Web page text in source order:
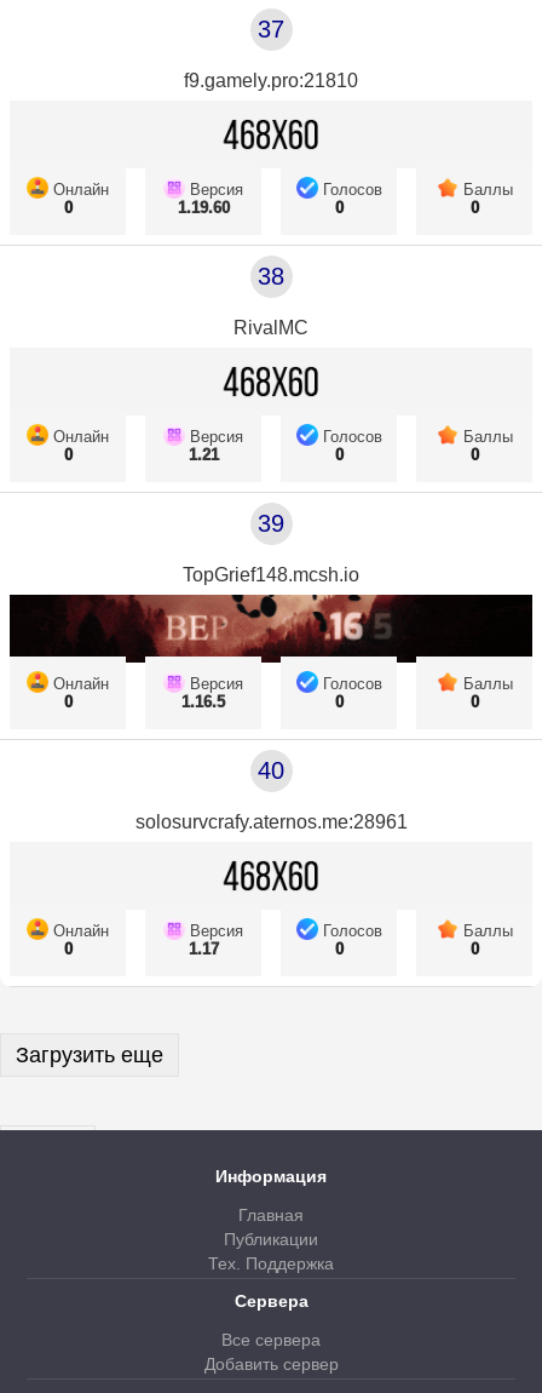
37
f9.gamely.pro:21810
Онлайн
0
Версия
1.19.60
Голосов
0
Баллы
0
38
RivalMC
Онлайн
0
Версия
1.21
Голосов
0
Баллы
0
39
TopGrief148.mcsh.io
Онлайн
0
Версия
1.16.5
Голосов
0
Баллы
0
40
solosurvcrafy.aternos.me:28961
Онлайн
0
Версия
1.17
Голосов
0
Баллы
0
Загрузить еще
Информация
Главная
Публикации
Тех. Поддержка
Сервера
Все сервера
Добавить сервер